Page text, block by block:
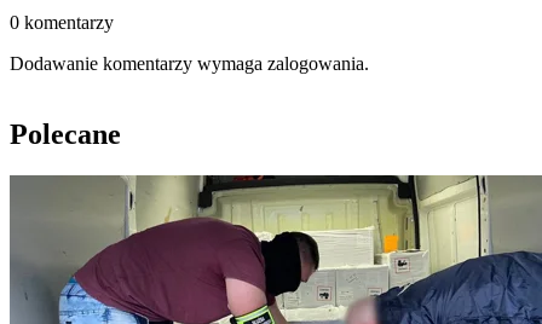
0 komentarzy
Dodawanie komentarzy wymaga zalogowania.
Polecane